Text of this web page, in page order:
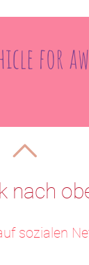
for
nach
sozialen